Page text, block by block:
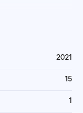
🏊‍♂️ vererek
ya da
sakin
2021
15
1